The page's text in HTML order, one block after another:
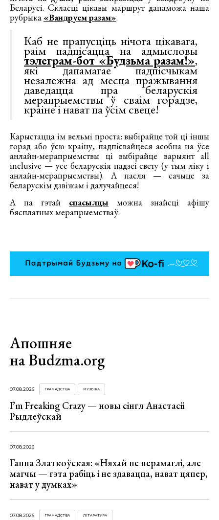
Беларусі. Скласці цікавы маршрут дапаможа наша
рубрыка «Вандруем разам».
Каб не прапусціць нічога цікавага,
раім падпісацца на адмысловы
тэлеграм-бот «Будзьма разам!»,
які дапамагае падпісчыкам
незалежна ад месца пражывання
даведацца пра беларускія
мерапрыемствы ў сваім горадзе,
краіне і нават па ўсім свеце!
Карыстацца ім вельмі проста: выбірайце той ці іншы
горад або ўсю краіну, падпісвайцеся асобна на ўсе
анлайн-мерапрыемствы ці выбірайце варыянт all
inclusive — усе беларускія падзеі свету (у тым ліку і
анлайн-мерапрыемствы). А пасля — сачыце за
беларускім дзвіжам і далучайцеся!
А па гэтай спасылцы
можна знайсці афішу
бясплатных мерапрыемстваў.
Апошняе
на Budzma.org
07.08.2026 ГРАМАДСТВА МУЗЫКА
I’m Freaking Crazy — новы сінгл Анастасіі
Рыдлеўскай
07.08.2026
Ганна Златкоўская: «Няхай не перамаглі, але
магчы — гэта рабіць і не здавацца, нават цяпер,
нават у думках»
07.08.2026 ГРАМАДСТВА ЛІТАРАТУРА